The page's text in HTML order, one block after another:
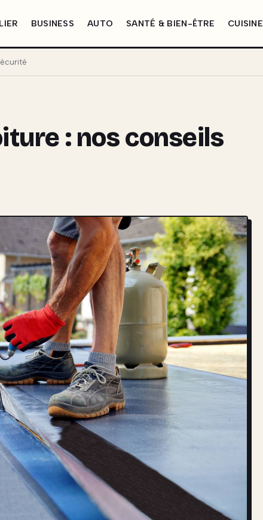
BUSINESS AUTO SANTÉ & BIEN-ÊTRE CUISINE
: nos conseils